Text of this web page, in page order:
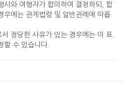
사와 여행자가 합의하여 결정하되, 합
우에는 관계법령 및 일반관례에 따릅
정당한 사유가 있는 경우에는 이 표
할 수 있습니다.